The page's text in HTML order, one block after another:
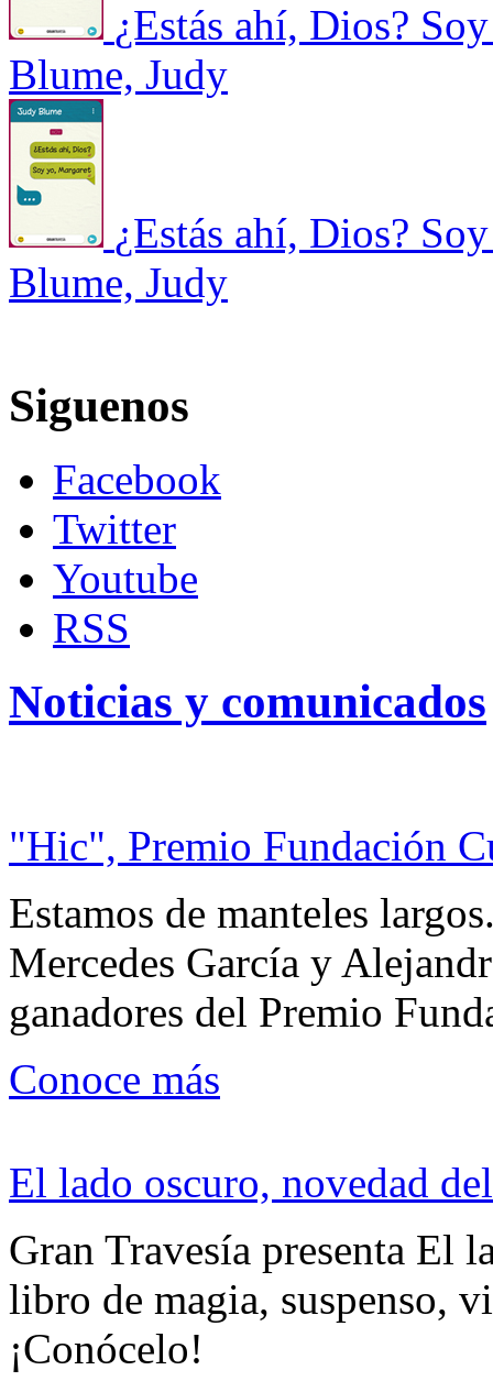
¿Estás ahí, Dios?
Blume, Judy
¿Estás ahí, Dios?
Blume, Judy
Siguenos
Facebook
Twitter
Youtube
RSS
Noticias y comunicados
"Hic", Premio Fundación
Estamos de manteles
Mercedes García y
ganadores del Premio
Conoce más
El lado oscuro, novedad
Gran Travesía presenta El
libro de magia, suspenso,
¡Conócelo!